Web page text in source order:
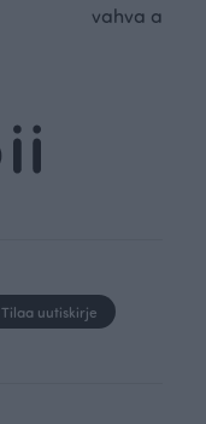
vahva
Tilaa uutiskirje